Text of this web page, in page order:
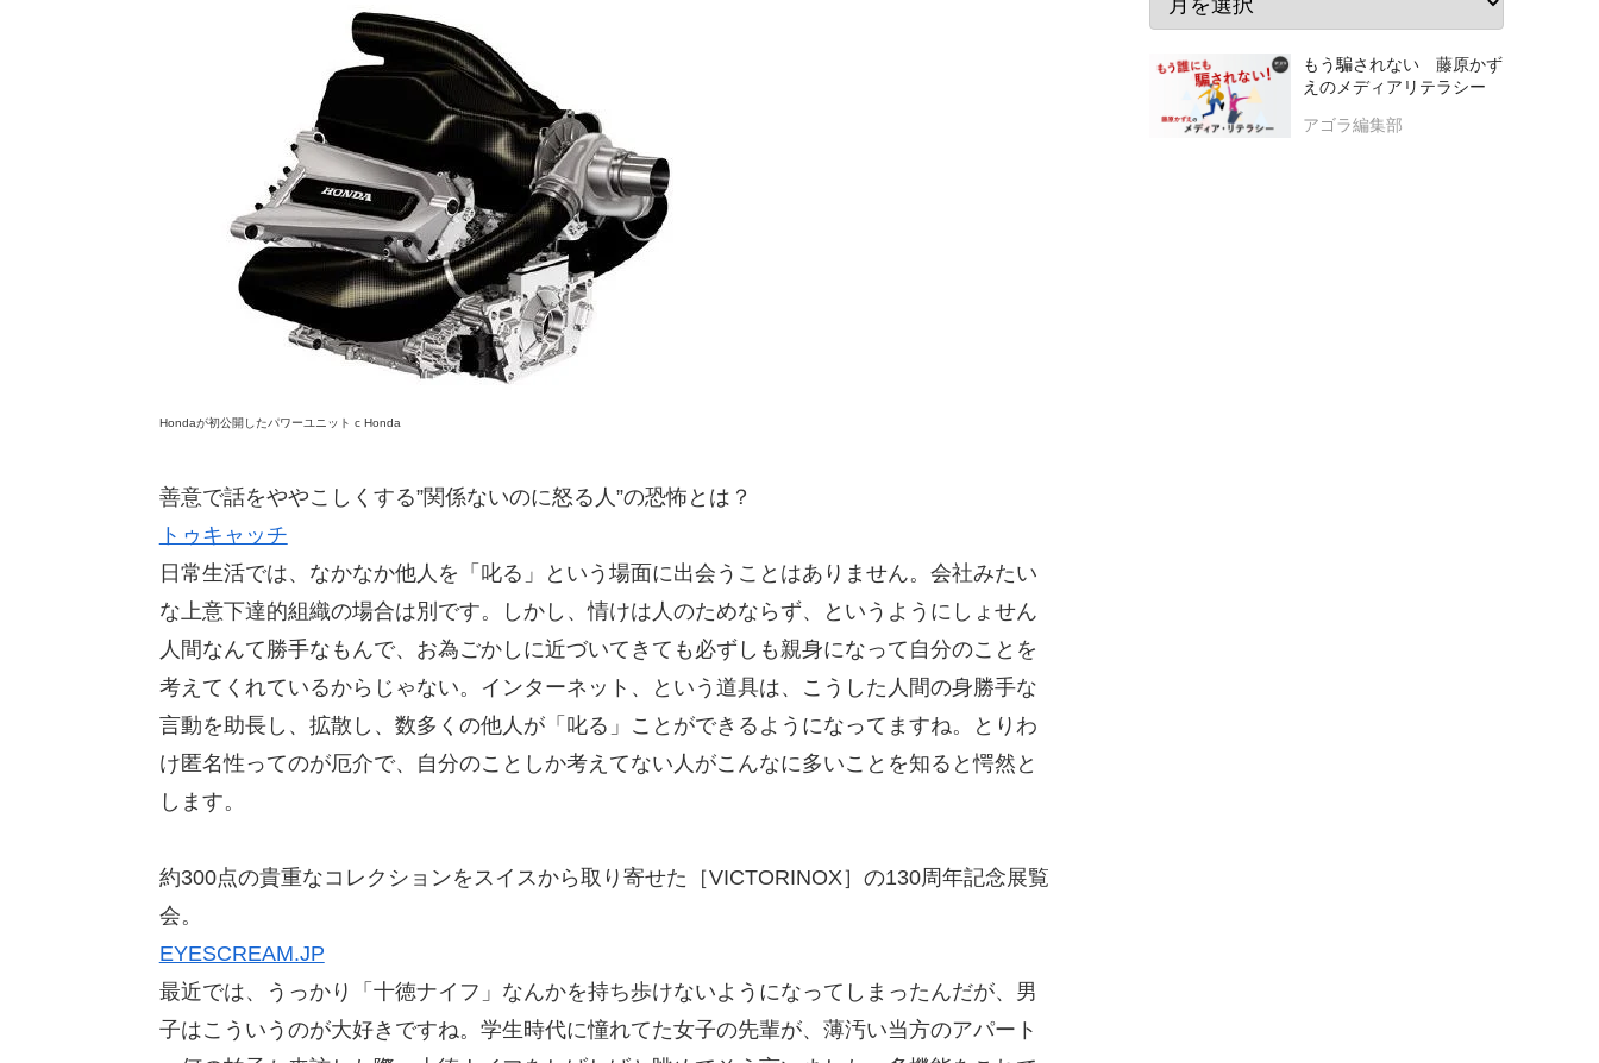
Hondaが初公開したパワーユニット c Honda
善意で話をややこしくする”関係ないのに怒る人”の恐怖とは？
トゥキャッチ
日常生活では、なかなか他人を「叱る」という場面に出会うことはありません。会社みたい
な上意下達的組織の場合は別です。しかし、情けは人のためならず、というようにしょせん
人間なんて勝手なもんで、お為ごかしに近づいてきても必ずしも親身になって自分のことを
考えてくれているからじゃない。インターネット、という道具は、こうした人間の身勝手な
言動を助長し、拡散し、数多くの他人が「叱る」ことができるようになってますね。とりわ
け匿名性ってのが厄介で、自分のことしか考えてない人がこんなに多いことを知ると愕然と
します。
約300点の貴重なコレクションをスイスから取り寄せた［VICTORINOX］の130周年記念展覧
会。
EYESCREAM.JP
最近では、うっかり「十徳ナイフ」なんかを持ち歩けないようになってしまったんだが、男
子はこういうのが大好きですね。学生時代に憧れてた女子の先輩が、薄汚い当方のアパート
もう騙されない 藤原かず
えのメディアリテラシー
アゴラ編集部